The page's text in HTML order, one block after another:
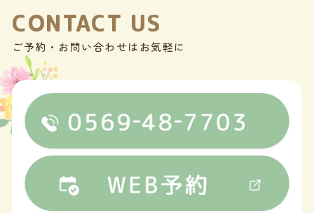
CONTACT US
ご予約・お問い合わせはお気軽に